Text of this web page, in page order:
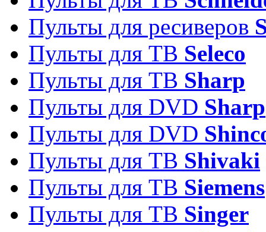
Пульты для ресиверов
Пульты для ТВ Seleco
Пульты для ТВ Sharp
Пульты для DVD Sharp
Пульты для DVD
Пульты для ТВ Shivaki
Пульты для ТВ Siemens
Пульты для ТВ Singer